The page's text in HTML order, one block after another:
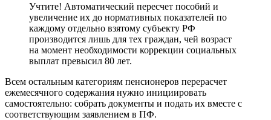
Учтите! Автоматический пересчет пособий и
увеличение их до нормативных показателей по
каждому отдельно взятому субъекту РФ
производится лишь для тех граждан, чей возраст
на момент необходимости коррекции социальных
выплат превысил 80 лет.
Всем остальным категориям пенсионеров перерасчет
ежемесячного содержания нужно инициировать
самостоятельно: собрать документы и подать их вместе с
соответствующим заявлением в ПФ.